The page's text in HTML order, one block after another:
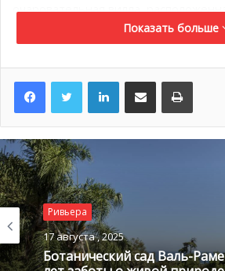
очаровательная вилла,
Ферра. На ее территории находятся
развлекает посетителей
классиков каждые 20 минут. Это
действительно особенным, ведь не
единственным историческим
Берега, который открыт для
Показать больше
LinkedInПоделиться по электронной почте
Ривьера
17 августа , 2025
Ботанический сад Валь-